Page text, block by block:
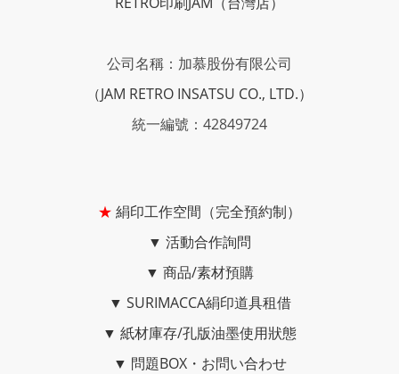
公司名稱：加慕股份有限公司
（JAM RETRO INSATSU CO., LTD.）
統一編號：42849724
★ 絹印工作空間（完全預約制）
▼ 活動合作詢問
▼ 商品/素材預購
▼ SURIMACCA絹印道具租借
▼ 紙材庫存/孔版油墨使用狀態
▼ 問題BOX・お問い合わせ